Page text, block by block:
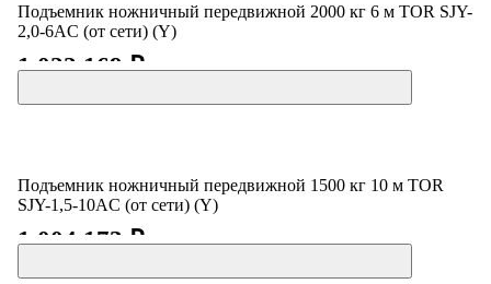
Подъемник ножничный передвижной 2000 кг 6 м TOR SJY-
2,0-6AC (от сети) (Y)
1 022 169 ₽
Подъемник ножничный передвижной 1500 кг 10 м TOR
SJY-1,5-10AC (от сети) (Y)
1 004 173 ₽